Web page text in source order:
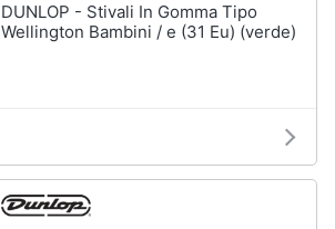
DUNLOP - Stivali In Gomma Tipo
Wellington Bambini / e (31 Eu) (verde)